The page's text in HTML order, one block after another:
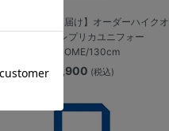
【70日間前後お届け】オーダーハイクオ
リティーレプリカユニフォー
ム/HOME/130cm
¥7,900 (税込)